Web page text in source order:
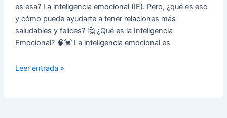
es esa? La inteligencia emocional (IE). Pero, ¿qué es eso
y cómo puede ayudarte a tener relaciones más
saludables y felices? 🤔 ¿Qué es la Inteligencia
Emocional? 🧠💓 La inteligencia emocional es
Cómo
Leer entrada »